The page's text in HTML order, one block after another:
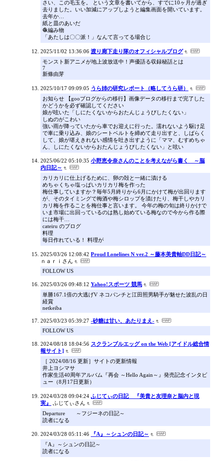
さい、この毛玉を。 という文章を書いてから、すでに10ヶ月が過ぎ
去りました。いい加減にアップしようと編集画面を開いています。
去年か…
紙と皿のあいだ
🧶編み物
「あたしは〇〇派！」なんて言ってる場合じ
2025/11/02 13:36:06 渡り廊下走り隊のオフィシャルブログ
モンスト新アニメが地上波放送中！声優語る収録秘話とは
7
新條由芽
2025/10/17 09:09:05 うら姉の研究レポート（略してうら研）
お知らせ 【gooブログからの移行】画像データの移行まで完了した
かどうかを必ず確認してください
娘が呟いた「しにたくないからおたんじょうびしたくない」
しぬのがこわい
強い雨が降っていたから車でお迎えに行った。濡れないよう駆け足
で車に乗り込み、娘のシートベルトを締めて走り出すと、しばらく
して、娘が堪えきれない感情を吐き出すように「ママ、むすめちゃ
ん、しにたくないからおたんじょうびしたくない」と呟い
2025/06/22 05:10:35 小野恵令奈さんのことを考えながら書く ～脳
内日記～
カリカリに仕上げるために、卵の殻と一緒に漬ける
めちゃくちゃ塩っぱいカリカリ梅を作った
梅仕事していますか？毎年5月終りから6月にかけて梅が出回ります
が、そのタイミングで梅酒や梅シロップを漬けたり、梅干しやカリ
カリ梅を作ることを梅仕事と言います。 今年の梅の旬は終りかけで
いま市場に出回っているのは熟し始めている梅なので今から作る際
には梅干…
cateiru のブログ
料理
毎日作れている！ 料理が
2025/03/26 12:08:42 Proud Lonelines N ver.2 ～藤本美貴軸DD日記～
ｎａｒｉさん
FOLLOW US
2025/03/26 09:48:12 Yahoo!スポーツ 競馬
単勝167.1倍の大逃げV ネコパンチと江田照男騎手が魅せた波乱の日
経賞
netkeiba
2025/03/23 05:39:27 -砂糖は甘い、あたりまえ-
FOLLOW US
2024/08/18 18:04:56 スクランブルエッグ on the Web [アイドル総合情
報サイト]
［ 2024/08/16 更新］サイトの更新情報
井上ヨシマサ
作家生活40周年アルバム『再会 ～Hello Again～』発売記念インタビ
ュー（8月17日更新）
2024/03/28 09:04:24 ふじてぃの日記 『美貴と友理奈と脳内と現
実』
ふじてぃさん
Departure ～フジーネの日記～
読者になる
2024/03/28 05:11:46
『A』～シュンの日記～
『A』～シュンの日記～
読者になる